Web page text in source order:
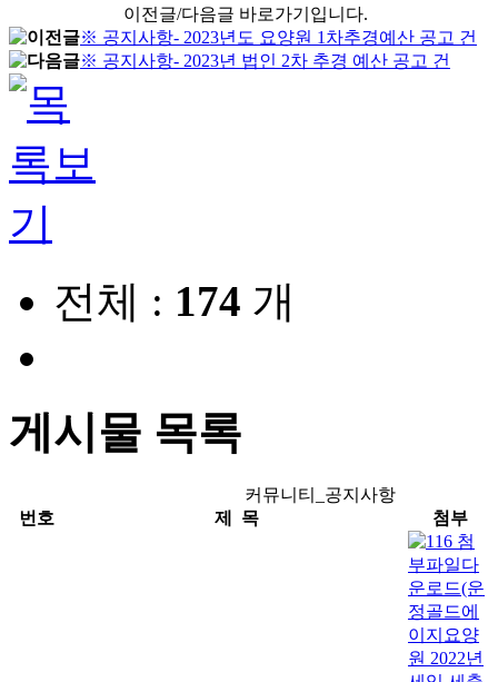
이전글/다음글 바로가기입니다.
※ 공지사항- 2023년도 요양원 1차추경예산 공고 건
※ 공지사항- 2023년 법인 2차 추경 예산 공고 건
전체 : 174 개
게시물 목록
커뮤니티_공지사항
번호
제 목 첨부